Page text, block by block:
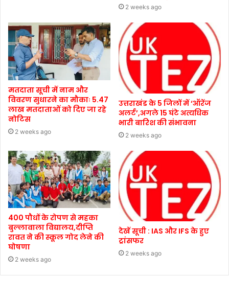
2 weeks ago
मतदाता सूची में नाम और
विवरण सुधारने का मौकाः 5.47
लाख मतदाताओं को दिए जा रहे
नोटिस
2 weeks ago
उत्तराखंड के 5 जिलों में ‘ऑरेंज
अलर्ट’,अगले 15 घंटे अत्यधिक
भारी बारिश की संभावना
2 weeks ago
400 पौधों के रोपण से महका
बुल्लावाला विद्यालय,दीप्ति
रावत ने की स्कूल गोद लेने की
घोषणा
2 weeks ago
देखें सूची : IAS और IFS के हुए
ट्रांसफर
2 weeks ago